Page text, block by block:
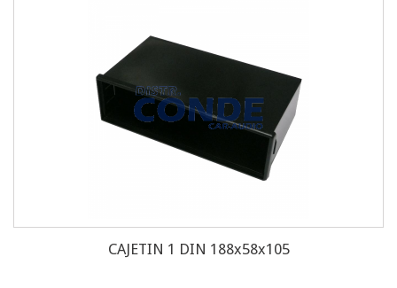
CAJETIN 1 DIN 188x58x105